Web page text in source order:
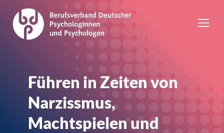
Führen in Zeiten von
Narzissmus,
Machtspielen und